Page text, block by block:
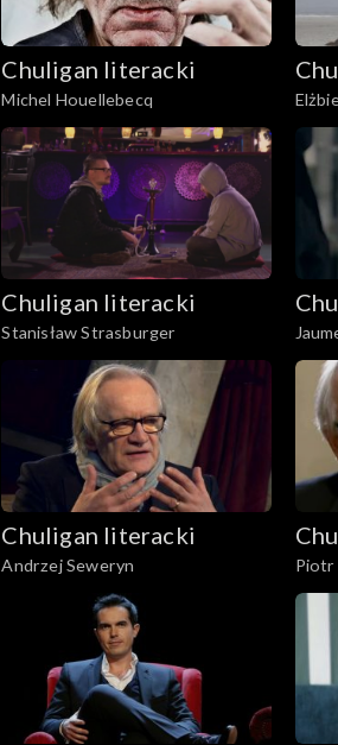
Chuligan literacki
Michel Houellebecq
Chuligan literacki
Stanisław Strasburger
Chuligan literacki
Andrzej Seweryn Piotr